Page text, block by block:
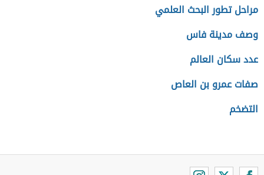
مراحل تطور البحث العلمي
وصف مدينة فاس
عدد سكان العالم
صفات عمرو بن العاص
التضخم